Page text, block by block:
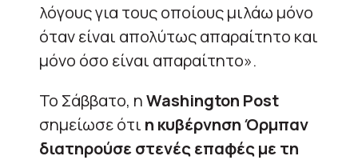
λόγους για τους οποίους μιλάω μόνο
όταν είναι απολύτως απαραίτητο και
μόνο όσο είναι απαραίτητο».
Το Σάββατο, ηWashington Post
σημείωσε ότι η κυβέρνηση Όρμπαν
διατηρούσε στενές επαφές με τη